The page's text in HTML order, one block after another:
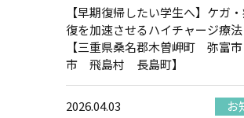
【早期復帰したい学生へ】ケガ
復を加速させるハイチャージ療法
【三重県桑名郡木曽岬町 弥富
市 飛島村 長島町】
2026.04.03
お